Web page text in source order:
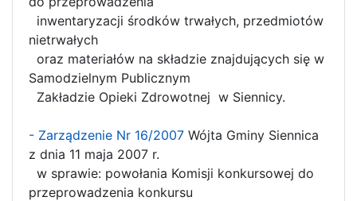
inwentaryzacji środków trwałych, przedmiotów
nietrwałych
oraz materiałów na składzie znajdujących się w
Samodzielnym Publicznym
Zakładzie Opieki Zdrowotnej w Siennicy.
- Zarządzenie Nr 16/2007 Wójta Gminy Siennica
z dnia 11 maja 2007 r.
w sprawie: powołania Komisji konkursowej do
przeprowadzenia konkursu